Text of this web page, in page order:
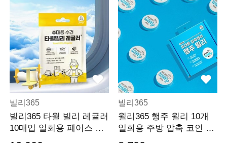
빌리365
빌리365 타월 빌리 레귤러
10매입 일회용 페이스 수
건
빌리365
윌리365 행주 윌리 10개
일회용 주방 압축 코인 빨
아쓰는 티슈